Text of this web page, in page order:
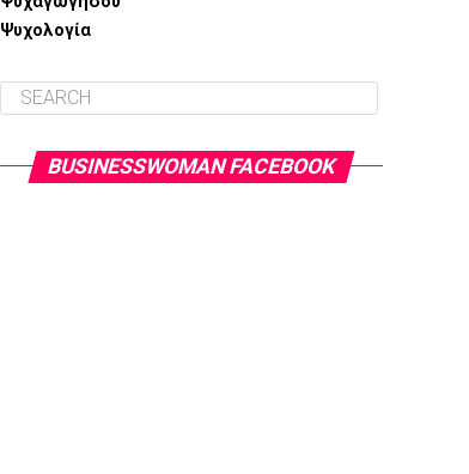
Ψυχολογία
BUSINESSWOMAN FACEBOOK